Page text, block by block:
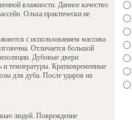
влажности. Данное качество
Ольха практически не
с использованием массива
Отличается большой
Дубовые двери
температуры. Кратковременные
для дуба. После ударов на
людей. Повреждение